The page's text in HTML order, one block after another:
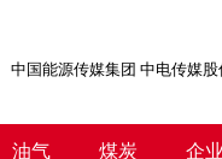
中国能源传媒集团 中电传媒
油气 煤炭 企业